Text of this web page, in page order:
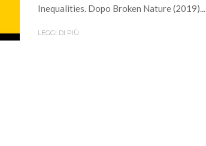
Inequalities. Dopo Broken Nature (2019)...
LEGGI DI PIÙ